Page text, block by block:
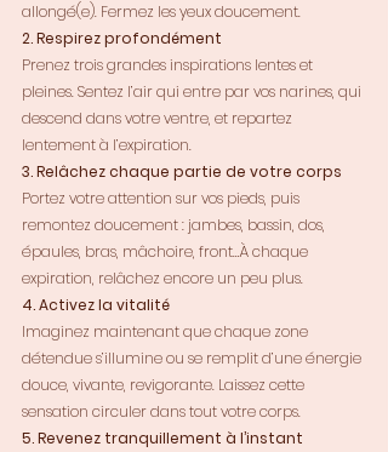
allongé(e). Fermez les yeux doucement.
2. Respirez profondément
Prenez trois grandes inspirations lentes et
pleines. Sentez l’air qui entre par vos narines, qui
descend dans votre ventre, et repartez
lentement à l’expiration.
3. Relâchez chaque partie de votre corps
Portez votre attention sur vos pieds, puis
remontez doucement : jambes, bassin, dos,
épaules, bras, mâchoire, front…À chaque
expiration, relâchez encore un peu plus.
4. Activez la vitalité
Imaginez maintenant que chaque zone
détendue s’illumine ou se remplit d’une énergie
douce, vivante, revigorante. Laissez cette
sensation circuler dans tout votre corps.
5. Revenez tranquillement à l’instant